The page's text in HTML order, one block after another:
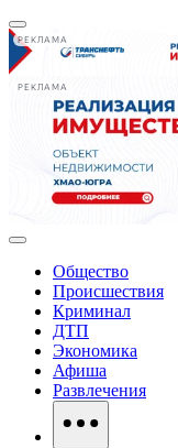
РЕКЛАМА
РЕКЛАМА
Общество
Происшествия
Криминал
ДТП
Экономика
Афиша
Развлечения